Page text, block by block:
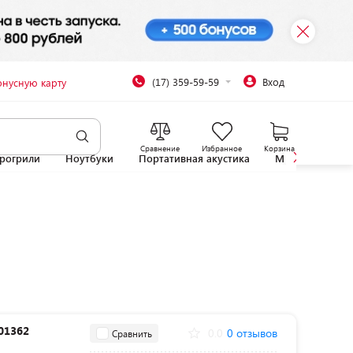
карту (17) 359-59-59 Вход
Сравнение Избранное Корзина
Ноутбуки Портативная акустика
Сравнить 0 отзывов